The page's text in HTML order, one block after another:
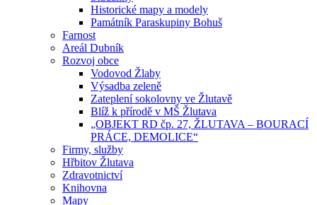
Historické mapy a modely
Památník Paraskupiny Bohuš
Farnost
Areál Dubník
Rozvoj obce
Vodovod Žlaby
Výsadba zeleně
Zateplení sokolovny ve Žlutavě
Blíž k přírodě v MŠ Žlutava
„OBJEKT RD čp. 27, ŽLUTAVA – BOURACÍ
PRÁCE, DEMOLICE“
Firmy, služby
Hřbitov Žlutava
Zdravotnictví
Knihovna
Mapy